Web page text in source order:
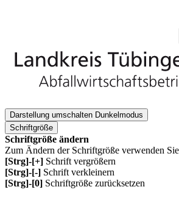
Darstellung umschalten Dunkelmodus
Schriftgröße
Schriftgröße ändern
Zum Ändern der Schriftgröße verwenden
[Strg]-[+] Schrift vergrößern
[Strg]-[-] Schrift verkleinern
[Strg]-[0] Schriftgröße zurücksetzen